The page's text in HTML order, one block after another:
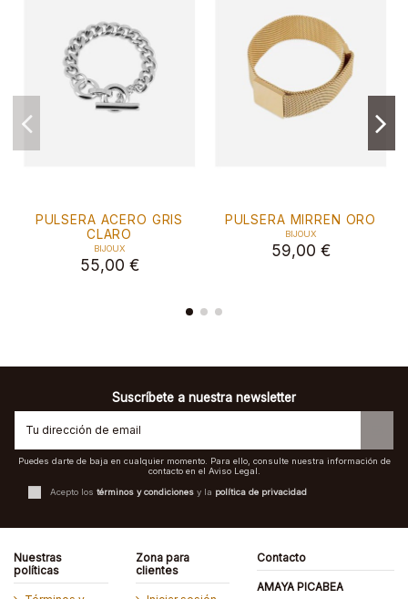
PULSERA ACERO GRIS
CLARO
BIJOUX
55,00 €
PULSERA MIRREN ORO
BIJOUX
59,00 €
Suscríbete a nuestra newsletter
Puedes darte de baja en cualquier momento. Para ello, consulte nuestra información de
contacto en el Aviso Legal.
Acepto los términos y condiciones y la política de privacidad
Nuestras
políticas
Zona para
clientes
Contacto
AMAYA PICABEA